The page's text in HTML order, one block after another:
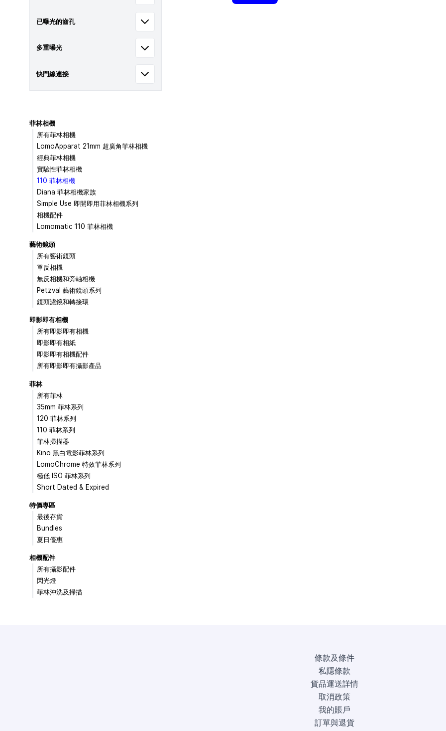
已曝光的齒孔
多重曝光
快門線連接
菲林相機
所有菲林相機
LomoApparat 21mm 超廣角菲林相機
經典菲林相機
實驗性菲林相機
110 菲林相機
Diana 菲林相機家族
Simple Use 即開即用菲林相機系列
相機配件
Lomomatic 110 菲林相機
藝術鏡頭
所有藝術鏡頭
單反相機
無反相機和旁軸相機
Petzval 藝術鏡頭系列
鏡頭濾鏡和轉接環
即影即有相機
所有即影即有相機
即影即有相紙
即影即有相機配件
所有即影即有攝影產品
菲林
所有菲林
35mm 菲林系列
120 菲林系列
110 菲林系列
菲林掃描器
Kino 黑白電影菲林系列
LomoChrome 特效菲林系列
極低 ISO 菲林系列
Short Dated & Expired
特價專區
最後存貨
Bundles
夏日優惠
相機配件
所有攝影配件
閃光燈
菲林沖洗及掃描
條款及條件
私隱條款
貨品運送詳情
取消政策
我的賬戶
訂單與退貨